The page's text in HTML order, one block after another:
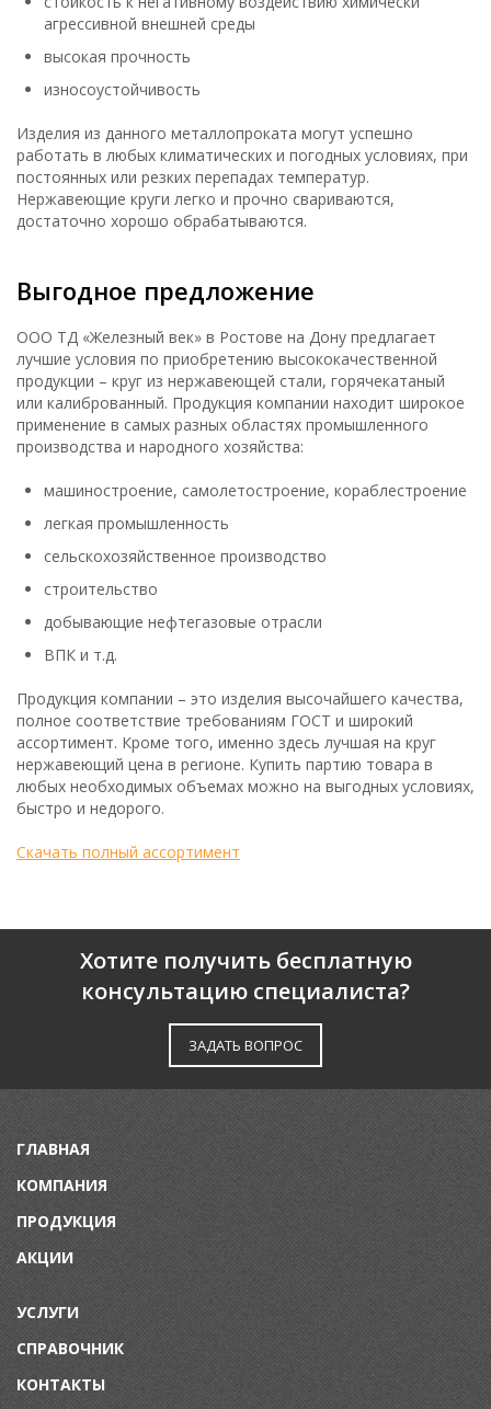
агрессивной внешней среды
высокая прочность
износоустойчивость
Изделия из данного металлопроката могут успешно
работать в любых климатических и погодных условиях, при
постоянных или резких перепадах температур.
Нержавеющие круги легко и прочно свариваются,
достаточно хорошо обрабатываются.
Выгодное предложение
ООО ТД «Железный век» в Ростове на Дону предлагает
лучшие условия по приобретению высококачественной
продукции – круг из нержавеющей стали, горячекатаный
или калиброванный. Продукция компании находит широкое
применение в самых разных областях промышленного
производства и народного хозяйства:
машиностроение, самолетостроение, кораблестроение
легкая промышленность
сельскохозяйственное производство
строительство
добывающие нефтегазовые отрасли
ВПК и т.д.
Продукция компании – это изделия высочайшего качества,
полное соответствие требованиям ГОСТ и широкий
ассортимент. Кроме того, именно здесь лучшая на круг
нержавеющий цена в регионе. Купить партию товара в
любых необходимых объемах можно на выгодных условиях,
быстро и недорого.
Скачать полный ассортимент
Хотите получить бесплатную
консультацию специалиста?
ЗАДАТЬ ВОПРОС
ГЛАВНАЯ
КОМПАНИЯ
ПРОДУКЦИЯ
АКЦИИ
УСЛУГИ
СПРАВОЧНИК
КОНТАКТЫ